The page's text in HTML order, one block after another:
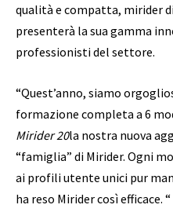
qualità e compatta, mirider
presenterà la sua gamma
professionisti del settore.
“Quest’anno, siamo
formazione completa a 6
Mirider 20la nostra nuova
“famiglia” di Mirider. Ogni
ai profili utente unici pur
ha reso Mirider così efficace. “